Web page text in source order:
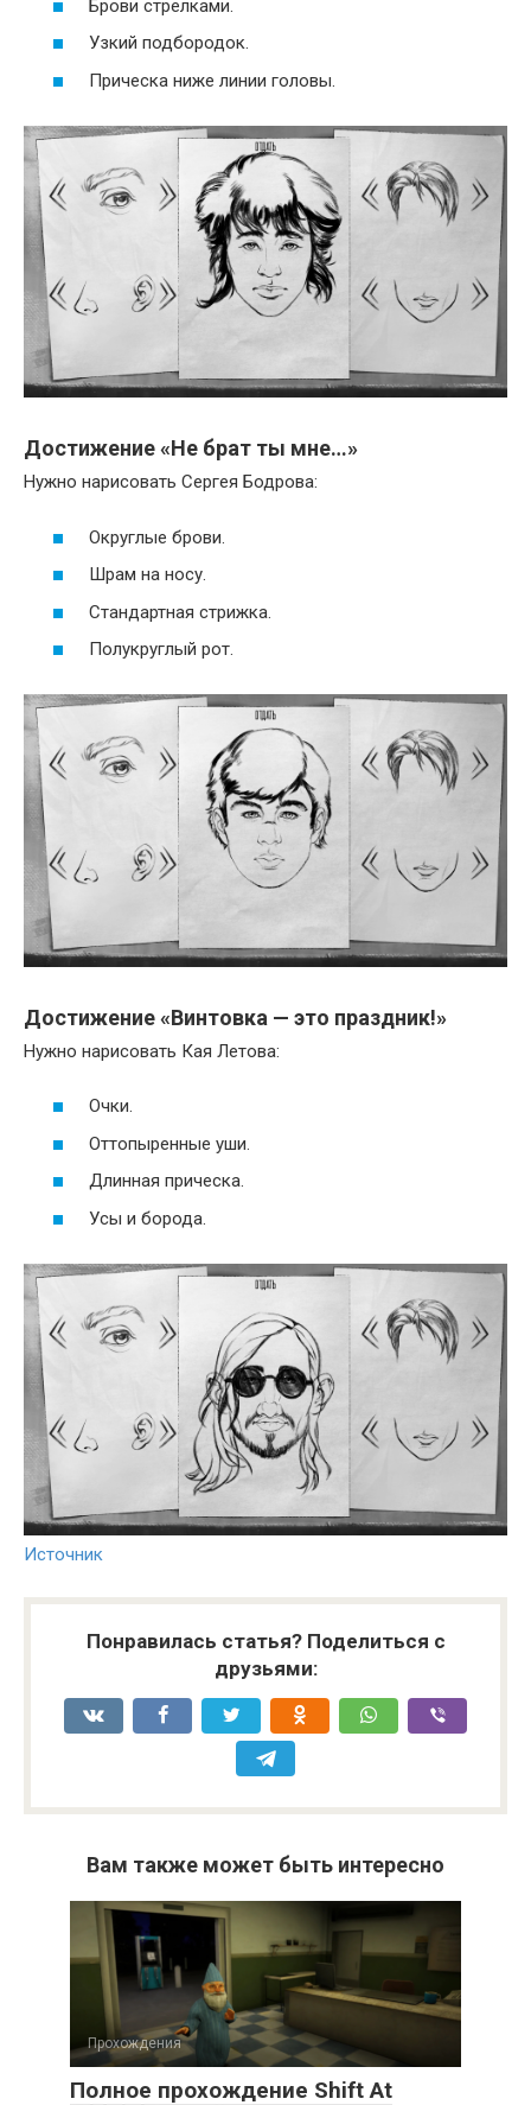
Брови стрелками.
Узкий подбородок.
Прическа ниже линии головы.
Достижение «Не брат ты мне…»
Нужно нарисовать Сергея Бодрова:
Округлые брови.
Шрам на носу.
Стандартная стрижка.
Полукруглый рот.
Достижение «Винтовка — это праздник!»
Нужно нарисовать Кая Летова:
Очки.
Оттопыренные уши.
Длинная прическа.
Усы и борода.
Источник
Понравилась статья? Поделиться с
друзьями:
Вам также может быть интересно
Прохождения
Полное прохождение Shift At